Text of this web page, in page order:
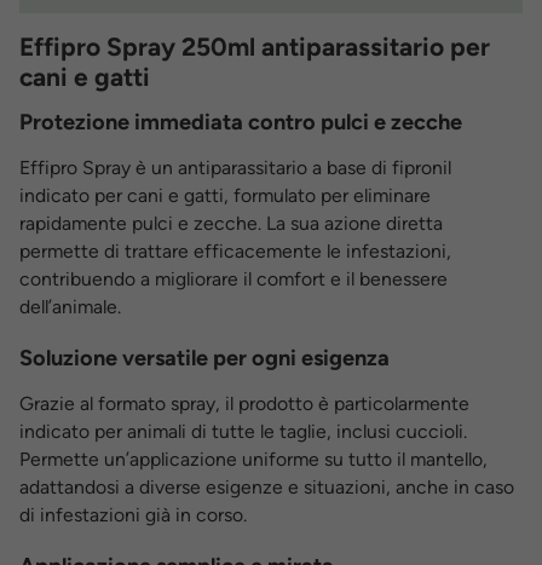
Effipro Spray 250ml antiparassitario per
cani e gatti
Protezione immediata contro pulci e zecche
Effipro Spray è un antiparassitario a base di fipronil
indicato per cani e gatti, formulato per eliminare
rapidamente pulci e zecche. La sua azione diretta
permette di trattare efficacemente le infestazioni,
contribuendo a migliorare il comfort e il benessere
dell’animale.
Soluzione versatile per ogni esigenza
Grazie al formato spray, il prodotto è particolarmente
indicato per animali di tutte le taglie, inclusi cuccioli.
Permette un’applicazione uniforme su tutto il mantello,
adattandosi a diverse esigenze e situazioni, anche in caso
di infestazioni già in corso.